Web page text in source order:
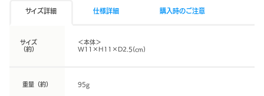
サイズ詳細 仕様詳細 購入時のご注意
サイズ
（約）
＜本体＞
W11×H11×D2.5(cm)
重量（約） 95g